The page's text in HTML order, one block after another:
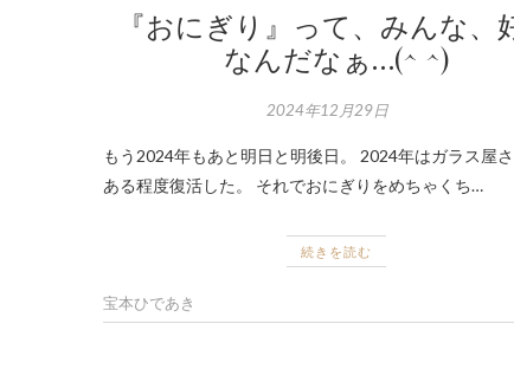
『おにぎり』って、みんな、
なんだなぁ…(^ ^)
2024年12月29日
もう2024年もあと明日と明後日。 2024年はガラス屋
ある程度復活した。 それでおにぎりをめちゃくち…
続きを読む
宝本ひであき